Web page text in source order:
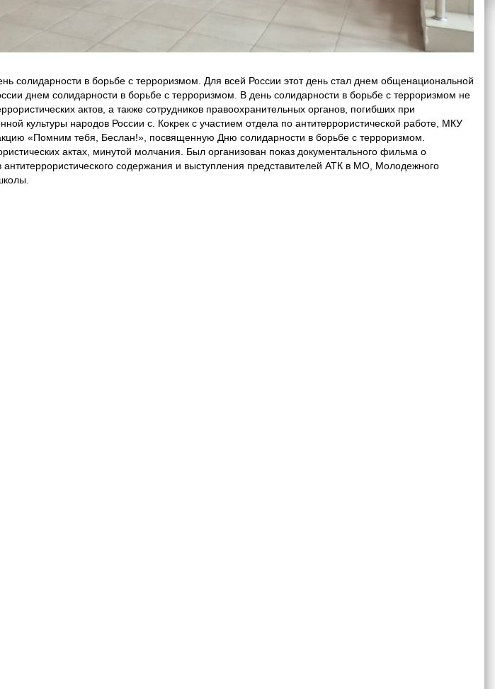
солидарности в борьбе с терроризмом. Для всей России этот день стал днем общенациональной
днем солидарности в борьбе с терроризмом. В день солидарности в борьбе с терроризмом не
актов, а также сотрудников правоохранительных органов, погибших при
культуры народов России с. Кокрек с участием отдела по антитеррористической работе, МКУ
«Помним тебя, Беслан!», посвященную Дню солидарности в борьбе с терроризмом.
актах, минутой молчания. Был организован показ документального фильма о
содержания и выступления представителей АТК в МО, Молодежного